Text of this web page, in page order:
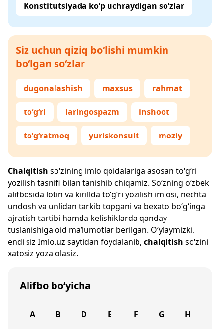
Konstitutsiyada ko‘p uchraydigan so‘zlar
Siz uchun qiziq bo‘lishi mumkin
bo‘lgan so‘zlar
dugonalashish maxsus rahmat
to‘g‘ri laringospazm inshoot
to‘g‘ratmoq yuriskonsult moziy
Chalqitish so‘zining imlo qoidalariga asosan to‘g‘ri
yozilish tasnifi bilan tanishib chiqamiz. So‘zning o‘zbek
alifbosida lotin va kirillda to‘g‘ri yozilish imlosi, nechta
undosh va unlidan tarkib topgani va bexato bo‘g‘inga
ajratish tartibi hamda kelishiklarda qanday
tuslanishiga oid ma’lumotlar berilgan. O‘ylaymizki,
endi siz Imlo.uz saytidan foydalanib, chalqitish so‘zini
xatosiz yoza olasiz.
Alifbo bo‘yicha
A B D E F G H